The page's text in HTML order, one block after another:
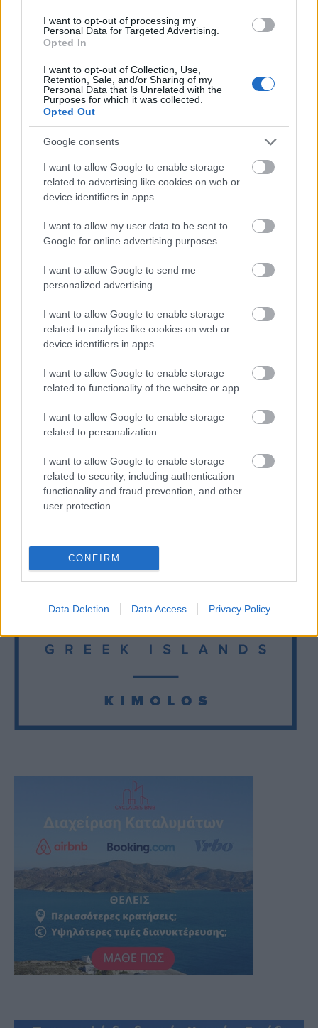
I want to opt-out of processing my
Personal Data for Targeted Advertising.
Opted In
I want to opt-out of Collection, Use,
Retention, Sale, and/or Sharing of my
Personal Data that Is Unrelated with the
Purposes for which it was collected.
Opted Out
Google consents
I want to allow Google to enable storage
related to advertising like cookies on web or
device identifiers in apps.
I want to allow my user data to be sent to
Google for online advertising purposes.
I want to allow Google to send me
personalized advertising.
I want to allow Google to enable storage
related to analytics like cookies on web or
device identifiers in apps.
I want to allow Google to enable storage
related to functionality of the website or app.
I want to allow Google to enable storage
related to personalization.
I want to allow Google to enable storage
related to security, including authentication
functionality and fraud prevention, and other
user protection.
CONFIRM
Data Deletion Data Access Privacy Policy